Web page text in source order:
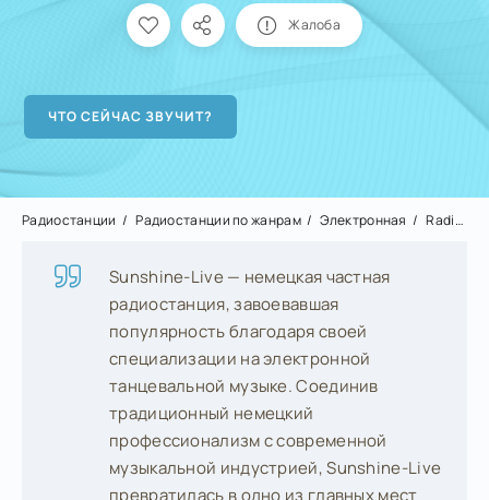
Жалоба
Радиостанции Радиостанции по жанрам Электронная Radio Sunshine-Live
Sunshine-Live — немецкая частная
радиостанция, завоевавшая
популярность благодаря своей
специализации на электронной
танцевальной музыке. Соединив
традиционный немецкий
профессионализм с современной
музыкальной индустрией, Sunshine-Live
превратилась в одно из главных мест